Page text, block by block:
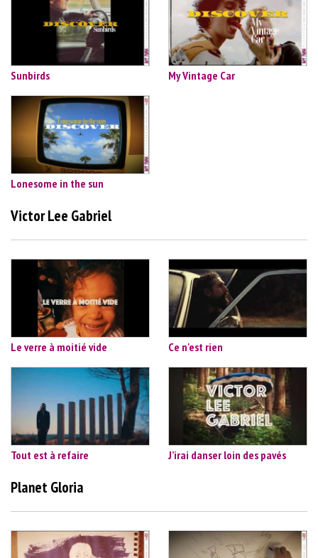
Sunbirds My Vintage Car
Lonesome in the sun
Victor Lee Gabriel
Le verre à moitié vide Ce n'est rien
Tout est à refaire J’irai danser loin des pavés
Planet Gloria